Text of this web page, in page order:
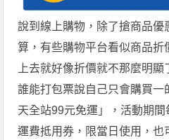
說到線上購物，除了搶商品
算，有些購物平台看似商品折
上去就好像折價就不那麼明
誰能打包票說自己只會購買一
天全站99元免運」，活動期
運費抵用券，限當日使用，也